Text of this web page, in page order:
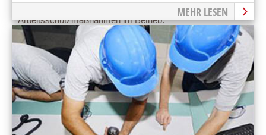
Arbeitsschutzmaßnahmen im Betrieb.
MEHR LESEN